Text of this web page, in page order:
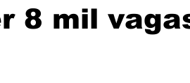
Emprego Enquete
8 mil
5 estrelas.